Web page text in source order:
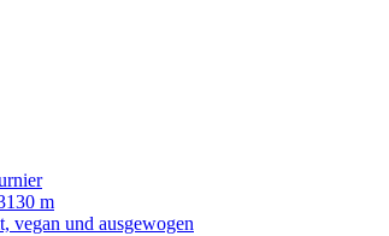
130 m
und ausgewogen